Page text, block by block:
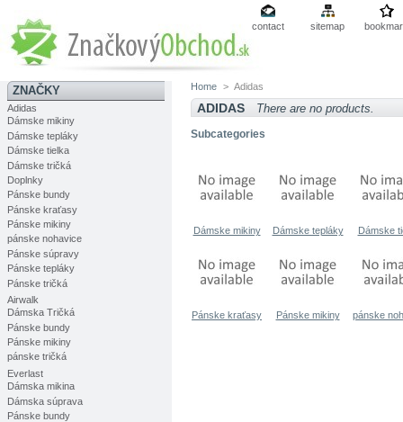
contact sitemap
ZNAČKY
Adidas
Dámske mikiny
Dámske tepláky
Dámske tielka
Dámske tričká
Doplnky
Pánske bundy
Pánske kraťasy
Pánske mikiny
pánske nohavice
Pánske súpravy
Pánske tepláky
Pánske tričká
Airwalk
Dámska Tričká
Pánske bundy
Pánske mikiny
pánske tričká
Everlast
Dámska mikina
Dámska súprava
Pánske bundy
Home > Adidas
ADIDAS There are no products.
Subcategories
Dámske mikiny Dámske tepláky Dámske
Pánske kraťasy Pánske mikiny pánske